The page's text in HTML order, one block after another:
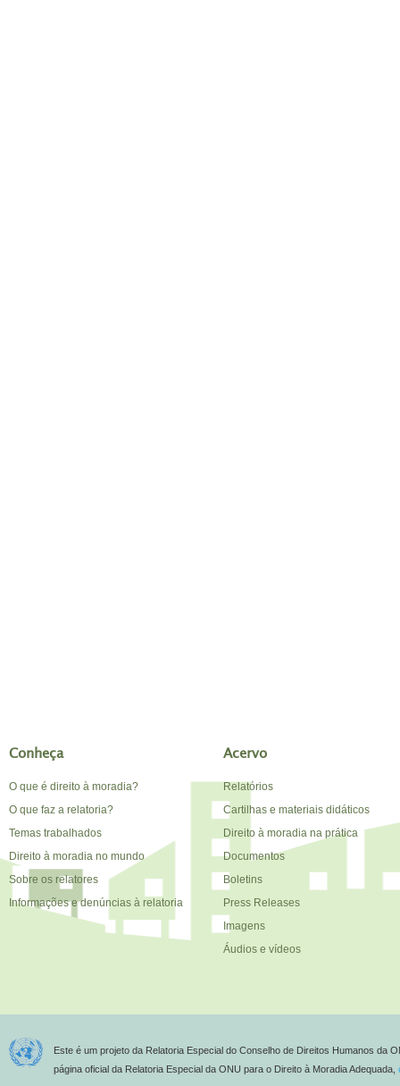
Conheça
O que é direito à moradia?
O que faz a relatoria?
Temas trabalhados
Direito à moradia no mundo
Sobre os relatores
Informações e denúncias à relatoria
Acervo
Relatórios
Cartilhas e materiais didáticos
Direito à moradia na prática
Documentos
Boletins
Press Releases
Imagens
Áudios e vídeos
Este é um projeto da Relatoria Especial do Conselho de Direitos Humanos da
página oficial da Relatoria Especial da ONU para o Direito à Moradia Adequada,